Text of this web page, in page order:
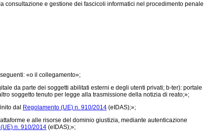
e gestione dei fascicoli informatici nel procedimento penale
«o il collegamento»;
da parte dei soggetti abilitati esterni e degli utenti privati; b-ter): portale
soggetto tenuto per legge alla trasmissione della notizia di reato;»;
dal Regolamento (UE) n. 910/2014 (eIDAS);»;
e alle risorse del dominio giustizia, mediante autenticazione
n. 910/2014 (eIDAS);»;